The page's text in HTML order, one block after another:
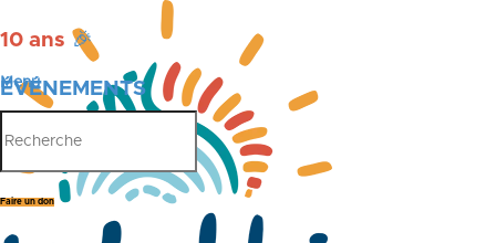
10 ans 🎉
ÉVÉNEMENTS
PUBLICATIONS
Menu
Faire un don